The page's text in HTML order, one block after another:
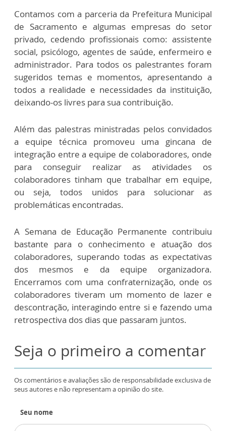
Contamos com a parceria da Prefeitura Municipal
de Sacramento e algumas empresas do setor
privado, cedendo profissionais como: assistente
social, psicólogo, agentes de saúde, enfermeiro e
administrador. Para todos os palestrantes foram
sugeridos temas e momentos, apresentando a
todos a realidade e necessidades da instituição,
deixando-os livres para sua contribuição.
Além das palestras ministradas pelos convidados
a equipe técnica promoveu uma gincana de
integração entre a equipe de colaboradores, onde
para conseguir realizar as atividades os
colaboradores tinham que trabalhar em equipe,
ou seja, todos unidos para solucionar as
problemáticas encontradas.
A Semana de Educação Permanente contribuiu
bastante para o conhecimento e atuação dos
colaboradores, superando todas as expectativas
dos mesmos e da equipe organizadora.
Encerramos com uma confraternização, onde os
colaboradores tiveram um momento de lazer e
descontração, interagindo entre si e fazendo uma
retrospectiva dos dias que passaram juntos.
Seja o primeiro a comentar
Os comentários e avaliações são de responsabilidade exclusiva de
seus autores e não representam a opinião do site.
Seu nome